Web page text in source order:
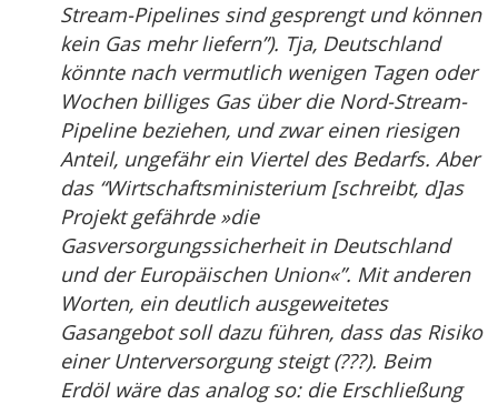
Stream-Pipelines sind gesprengt und können
kein Gas mehr liefern”). Tja, Deutschland
könnte nach vermutlich wenigen Tagen oder
Wochen billiges Gas über die Nord-Stream-
Pipeline beziehen, und zwar einen riesigen
Anteil, ungefähr ein Viertel des Bedarfs. Aber
das “Wirtschaftsministerium [schreibt, d]as
Projekt gefährde »die
Gasversorgungssicherheit in Deutschland
und der Europäischen Union«”. Mit anderen
Worten, ein deutlich ausgeweitetes
Gasangebot soll dazu führen, dass das Risiko
einer Unterversorgung steigt (???). Beim
Erdöl wäre das analog so: die Erschließung